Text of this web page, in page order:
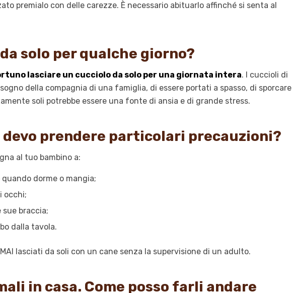
premialo con delle carezze. È necessario abituarlo affinché si senta al
solo per qualche giorno?
lasciare un cucciolo da solo per una giornata intera. I cuccioli di
della compagnia di una famiglia, di essere portati a spasso, di sporcare
soli potrebbe essere una fonte di ansia e di grande stress.
devo prendere particolari precauzioni?
al tuo bambino a:
dorme o mangia;
occhi;
braccia;
dalla tavola.
MAI lasciati da soli con un cane senza la supervisione di un adulto.
in casa. Come posso farli andare